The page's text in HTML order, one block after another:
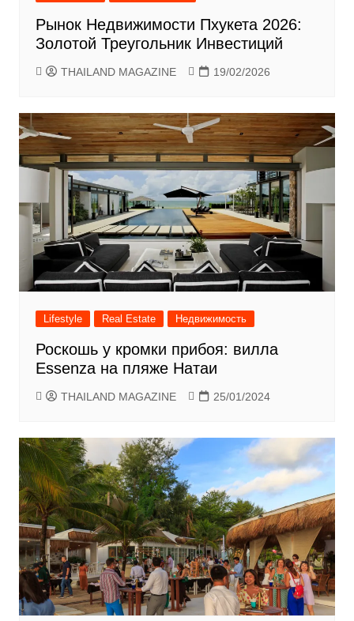
Рынок Недвижимости Пхукета 2026:
Золотой Треугольник Инвестиций
THAILAND MAGAZINE 19/02/2026
Lifestyle Real Estate Недвижимость
Роскошь у кромки прибоя: вилла
Essenza на пляже Натаи
THAILAND MAGAZINE 25/01/2024